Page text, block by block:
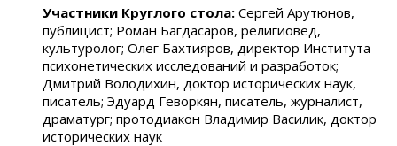
Участники Круглого стола: Сергей Арутюнов,
публицист; Роман Багдасаров, религиовед,
культуролог; Олег Бахтияров, директор Института
психонетических исследований и разработок;
Дмитрий Володихин, доктор исторических наук,
писатель; Эдуард Геворкян, писатель, журналист,
драматург; протодиакон Владимир Василик, доктор
исторических наук